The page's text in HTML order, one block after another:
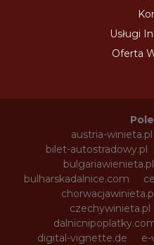
Usługi
Oferta
austria-winieta.pl
bilet-autostradowy.pl
bulgariawienieta.pl
bulharskadalnice.com
czechywinieta.pl
digital-vignette.de